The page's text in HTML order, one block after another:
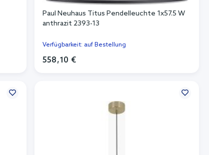
Paul Neuhaus Titus Pendelleuchte 1x57.5 W
anthrazit 2393-13
Verfügbarkeit: auf Bestellung
558,10 €